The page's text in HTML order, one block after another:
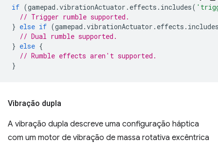
if (gamepad .vibrationActuator . effects . includes(
// Trigger rumble supported.
} else if (gamepad .vibrationActuator . effects .
// Dual rumble supported.
} else {
// Rumble effects aren't supported.
}
Vibração dupla
A vibração dupla descreve uma configuração háptica
com um motor de vibração de massa rotativa excêntrica